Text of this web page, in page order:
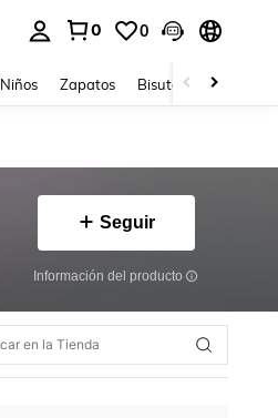
0 0
Niños Zapatos Bisutería Y
Seguir
Información del producto